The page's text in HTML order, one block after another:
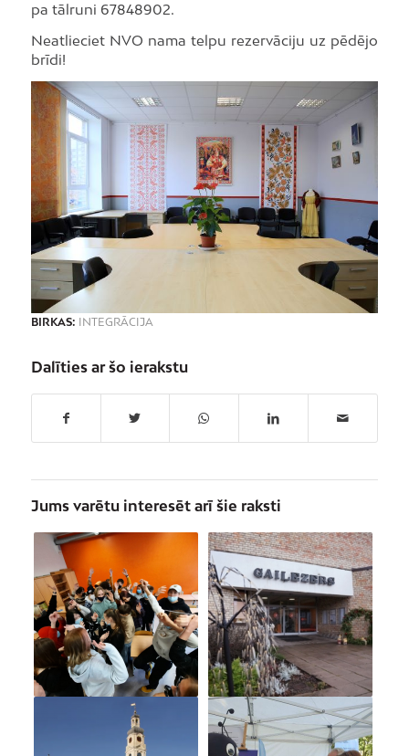
pa tālruni 67848902.
Neatlieciet NVO nama telpu rezervāciju uz pēdējo
brīdi!
BIRKAS: INTEGRĀCIJA
Dalīties ar šo ierakstu
Jums varētu interesēt arī šie raksti